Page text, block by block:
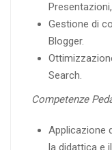
Gestione di
Blogger.
Search.
Competenze
Applicazione